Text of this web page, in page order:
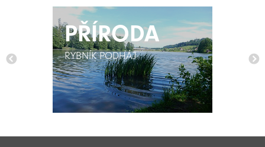
PŘÍRODA
RYBNÍK PODHÁJ
PŘÍRODA
RYBNÍK PODHÁJ